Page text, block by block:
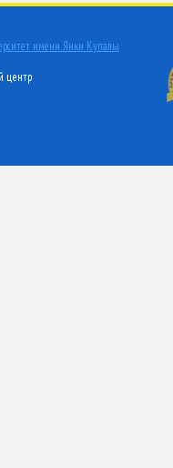
имени Янки Купалы
центр